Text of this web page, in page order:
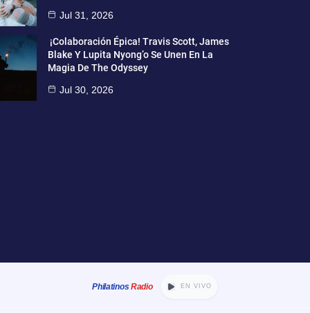
Jul 31, 2026
¡Colaboración Épica! Travis Scott, James
Blake Y Lupita Nyong’o Se Unen En La
Magia De The Odyssey
Jul 30, 2026
Philatinos Radio EN VIVO